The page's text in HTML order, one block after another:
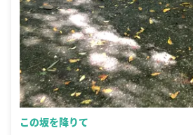
この坂を降りて